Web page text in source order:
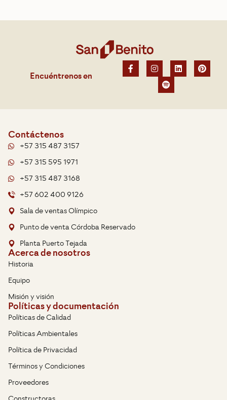
Encuéntrenos en
Contáctenos
+57 315 487 3157
+57 315 595 1971
+57 315 487 3168
+57 602 400 9126
Sala de ventas Olímpico
Punto de venta Córdoba Reservado
Planta Puerto Tejada
Acerca de nosotros
Historia
Equipo
Misión y visión
Políticas y documentación
Políticas de Calidad
Políticas Ambientales
Política de Privacidad
Términos y Condiciones
Proveedores